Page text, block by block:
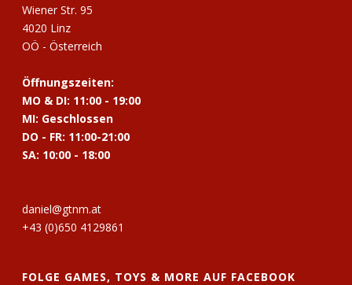
Wiener Str. 95
4020 Linz
OÖ - Österreich
Öffnungszeiten:
MO & DI: 11:00 - 19:00
MI: Geschlossen
DO - FR: 11:00-21:00
SA: 10:00 - 18:00
daniel@gtnm.at
+43 (0)650 4129861
FOLGE GAMES, TOYS & MORE AUF FACEBOOK